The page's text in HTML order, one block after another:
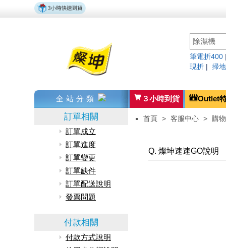
筆電折400
現折
掃
全站分類 ３小時到貨 Outlet
訂單相關
訂單成立
訂單進度
訂單變更
訂單缺件
訂單配送說明
發票問題
付款相關
付款方式說明
首頁 > 客服中心 > 購
Q. 燦坤速速GO說明